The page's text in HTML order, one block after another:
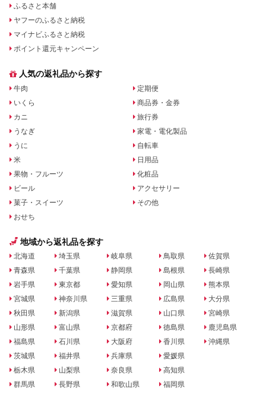
ふるさと本舗
ヤフーのふるさと納税
マイナビふるさと納税
ポイント還元キャンペーン
人気の返礼品から探す
牛肉
いくら
カニ
うなぎ
うに
米
果物・フルーツ
ビール
菓子・スイーツ
おせち
定期便
商品券・金券
旅行券
家電・電化製品
自転車
日用品
化粧品
アクセサリー
その他
地域から返礼品を探す
北海道
青森県
岩手県
宮城県
秋田県
山形県
福島県
茨城県
栃木県
群馬県
埼玉県
千葉県
東京都
神奈川県
新潟県
富山県
石川県
福井県
山梨県
長野県
岐阜県
静岡県
愛知県
三重県
滋賀県
京都府
大阪府
兵庫県
奈良県
和歌山県
鳥取県
島根県
岡山県
広島県
山口県
徳島県
香川県
愛媛県
高知県
福岡県
佐賀県
長崎県
熊本県
大分県
宮崎県
鹿児島県
沖縄県